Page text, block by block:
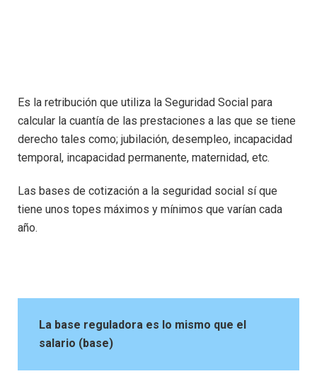
Es la retribución que utiliza la Seguridad Social para
calcular la cuantía de las prestaciones a las que se tiene
derecho tales como; jubilación, desempleo, incapacidad
temporal, incapacidad permanente, maternidad, etc.
Las bases de cotización a la seguridad social sí que
tiene unos topes máximos y mínimos que varían cada
año.
La base reguladora es lo mismo que el
salario (base)